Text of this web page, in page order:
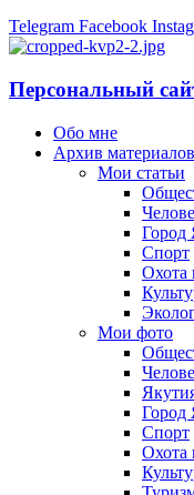
Telegram Facebook
Персональный
Обо мне
Архив материалов
Мои статьи
Город
Спорт
Охота
Мои фото
Город
Спорт
Охота